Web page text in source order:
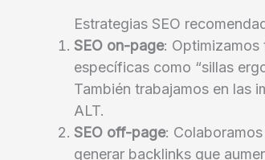
Estrategias SEO
SEO on-page:
específicas como “sillas
También trabajamos en las
ALT.
SEO off-page:
generar backlinks que